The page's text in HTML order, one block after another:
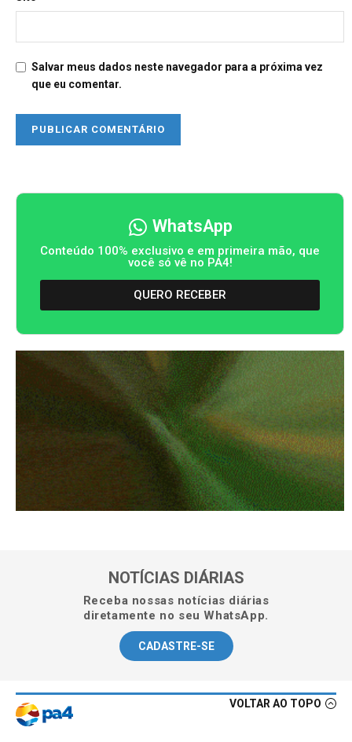
Salvar meus dados neste navegador para a próxima vez
que eu comentar.
WhatsApp
Conteúdo 100% exclusivo e em primeira mão, que
você só vê no PA4!
QUERO RECEBER
NOTÍCIAS DIÁRIAS
Receba nossas notícias diárias
diretamente no seu WhatsApp.
CADASTRE-SE
VOLTAR AO TOPO